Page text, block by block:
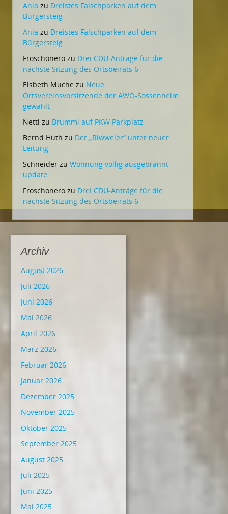
Ania zu Dreistes Falschparken auf dem
Bürgersteig
Ania zu Dreistes Falschparken auf dem
Bürgersteig
Froschonero zu Drei CDU-Anträge für die
nächste Sitzung des Ortsbeirats 6
Elsbeth Muche zu Neue
Ortsvereinsvorsitzende der AWO-Sossenheim
gewählt
Netti zu Brummi auf PKW Parkplatz
Bernd Huth zu Der „Riwweler“ unter neuer
Leitung
Schneider zu Wohnung völlig ausgebrannt –
update
Froschonero zu Drei CDU-Anträge für die
nächste Sitzung des Ortsbeirats 6
Archiv
August 2026
Juli 2026
Juni 2026
Mai 2026
April 2026
März 2026
Februar 2026
Januar 2026
Dezember 2025
November 2025
Oktober 2025
September 2025
August 2025
Juli 2025
Juni 2025
Mai 2025